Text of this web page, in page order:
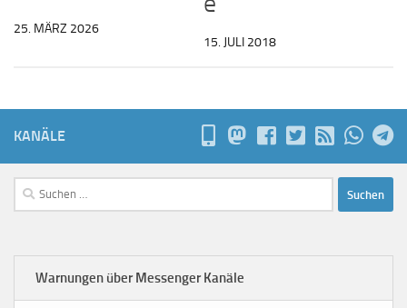
25. MÄRZ 2026
15. JULI 2018
KANÄLE
Suchen
nach:
Warnungen über Messenger Kanäle